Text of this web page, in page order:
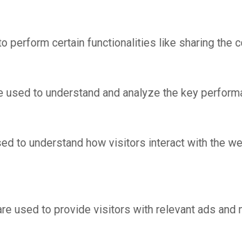
perform certain functionalities like sharing
used to understand and analyze the key
to understand how visitors interact with the
used to provide visitors with relevant ads